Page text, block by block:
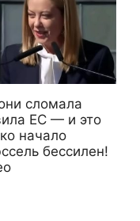
сломала
ЕС — и это
начало
бессилен!